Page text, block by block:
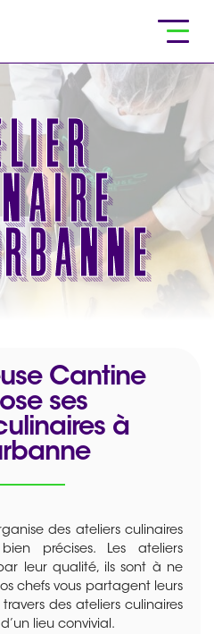
Cantine
ses
à
des ateliers culinaires
précises. Les ateliers
leur qualité, ils sont à ne
chefs vous partagent leurs
des ateliers culinaires
lieu convivial.